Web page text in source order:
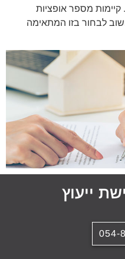
מספר אופציות
לבחור בזו המתאימה
ייעוץ
054-